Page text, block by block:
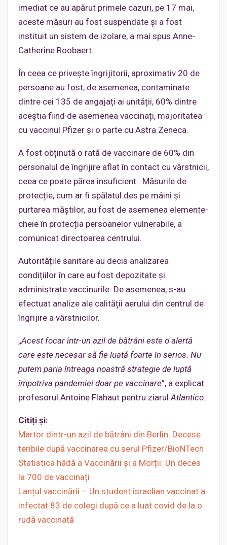
imediat ce au apărut primele cazuri, pe 17 mai,
aceste măsuri au fost suspendate și a fost
instituit un sistem de izolare, a mai spus Anne-
Catherine Roobaert.
În ceea ce privește îngrijitorii, aproximativ 20 de
persoane au fost, de asemenea, contaminate
dintre cei 135 de angajați ai unității, 60% dintre
aceștia fiind de asemenea vaccinați, majoritatea
cu vaccinul Pfizer și o parte cu Astra Zeneca.
A fost obținută o rată de vaccinare de 60% din
personalul de îngrijire aflat în contact cu vârstnicii,
ceea ce poate părea insuficient. Măsurile de
protecție, cum ar fi spălatul des pe mâini și
purtarea măștilor, au fost de asemenea elemente-
cheie în protecția persoanelor vulnerabile, a
comunicat directoarea centrului.
Autoritățile sanitare au decis analizarea
condițiilor în care au fost depozitate și
administrate vaccinurile. De asemenea, s-au
efectuat analize ale calității aerului din centrul de
îngrijire a vârstnicilor.
„Acest focar într-un azil de bătrâni este o alertă
care este necesar să fie luată foarte în serios. Nu
putem paria întreaga noastră strategie de luptă
împotriva pandemiei doar pe vaccinare”, a explicat
profesorul Antoine Flahaut pentru ziarulAtlantico.
Citiți și:
Martor dintr-un azil de bătrâni din Berlin: Decese
teribile după vaccinarea cu serul Pfizer/BioNTech
Statistica hâdă a Vaccinării și a Morții: Un deces
la 700 de vaccinați
Lanțul vaccinării – Un student israelian vaccinat a
infectat 83 de colegi după ce a luat covid de la o
rudă vaccinată